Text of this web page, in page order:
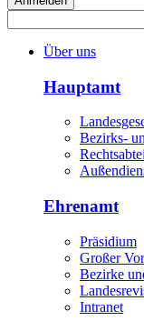
Über uns
Hauptamt
Bezirks-
Ehrenamt
Präsidium
Großer
Bezirke
Intranet